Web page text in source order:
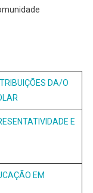
DA/O
E
EM